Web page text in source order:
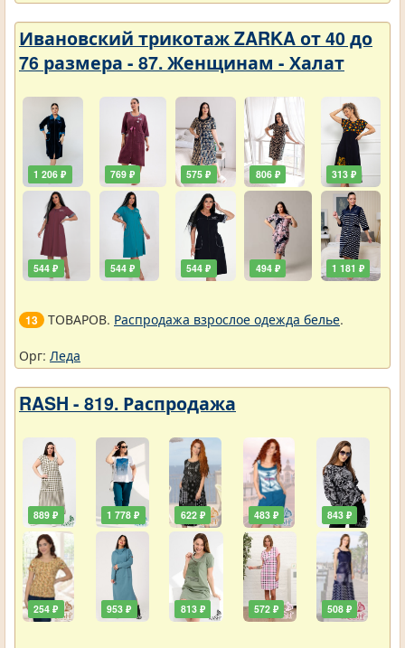
Ивановский трикотаж ZARKA от 40 до
76 размера - 87. Женщинам - Халат
1 206 ₽
544 ₽
769 ₽
544 ₽
575 ₽
544 ₽
806 ₽
494 ₽
313 ₽
1 181 ₽
13 ТОВАРОВ. Распродажа взрослое одежда белье.
Орг: Леда
RASH - 819. Распродажа
889 ₽
254 ₽
1 778 ₽
953 ₽
622 ₽
813 ₽
483 ₽
572 ₽
843 ₽
508 ₽